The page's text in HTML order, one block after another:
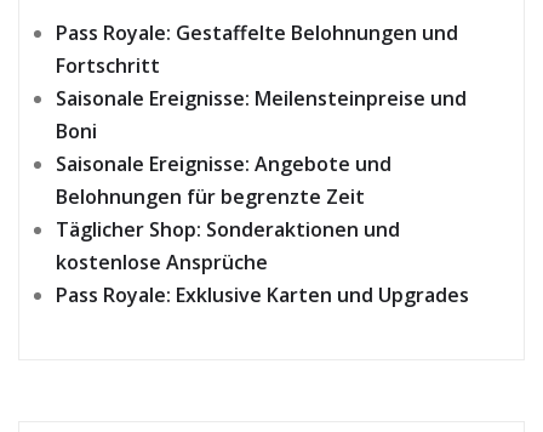
Pass Royale: Gestaffelte Belohnungen und
Fortschritt
Saisonale Ereignisse: Meilensteinpreise und
Boni
Saisonale Ereignisse: Angebote und
Belohnungen für begrenzte Zeit
Täglicher Shop: Sonderaktionen und
kostenlose Ansprüche
Pass Royale: Exklusive Karten und Upgrades